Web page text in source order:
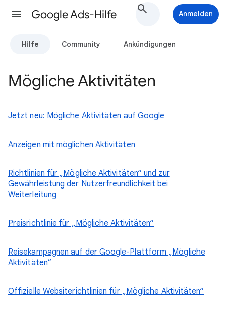
Google Ads-Hilfe Anmelden
Hilfe Community Ankündigungen
Mögliche Aktivitäten
Jetzt neu: Mögliche Aktivitäten auf Google
Anzeigen mit möglichen Aktivitäten
Richtlinien für „Mögliche Aktivitäten“ und zur
Gewährleistung der Nutzerfreundlichkeit bei
Weiterleitung
Preisrichtlinie für „Mögliche Aktivitäten“
Reisekampagnen auf der Google-Plattform „Mögliche
Aktivitäten“
Offizielle Websiterichtlinien für „Mögliche Aktivitäten“